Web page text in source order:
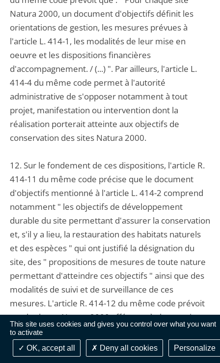
This site uses cookies and gives you control over what you want
to activate
OK, accept all
Deny all cookies Personalize
Natura 2000, un document d'objectifs définit les
orientations de gestion, les mesures prévues à
l'article L. 414-1, les modalités de leur mise en
oeuvre et les dispositions financières
d'accompagnement. / (...) ". Par ailleurs, l'article L.
414-4 du même code permet à l'autorité
administrative de s'opposer notamment à tout
projet, manifestation ou intervention dont la
réalisation porterait atteinte aux objectifs de
conservation des sites Natura 2000.
12. Sur le fondement de ces dispositions, l'article R.
414-11 du même code précise que le document
d'objectifs mentionné à l'article L. 414-2 comprend
notamment " les objectifs de développement
durable du site permettant d'assurer la conservation
et, s'il y a lieu, la restauration des habitats naturels
et des espèces " qui ont justifié la désignation du
site, des " propositions de mesures de toute nature
permettant d'atteindre ces objectifs " ainsi que des
modalités de suivi et de surveillance de ces
mesures. L'article R. 414-12 du même code prévoit
que la charte Natura 2000 afférente à chaque site
est constituée d'une " liste d'engagements
contribuant à la réalisation des objectifs de
conservation ou de restauration des habitats